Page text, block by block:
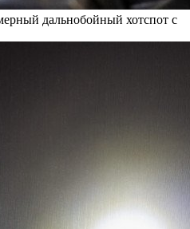
дальнобойный хотспот с